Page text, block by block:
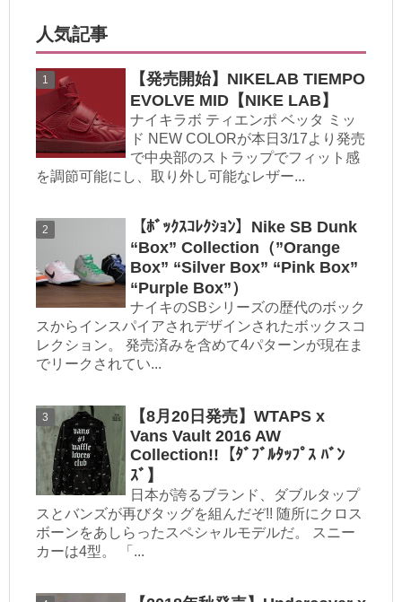
人気記事
【発売開始】NIKELAB TIEMPO
EVOLVE MID【NIKE LAB】
ナイキラボ ティエンポ ベッタ ミッ
ド NEW COLORが本日3/17より発売
で中央部のストラップでフィット感
を調節可能にし、取り外し可能なレザー...
【ﾎﾞｯｸｽｺﾚｸｼｮﾝ】Nike SB Dunk
“Box” Collection（”Orange
Box” “Silver Box” “Pink Box”
“Purple Box”）
ナイキのSBシリーズの歴代のボック
スからインスパイアされデザインされたボックスコ
レクション。 発売済みを含めて4パターンが現在ま
でリークされてい...
【8月20日発売】WTAPS x
Vans Vault 2016 AW
Collection!!【ﾀﾞﾌﾞﾙﾀｯﾌﾟｽ ﾊﾞﾝ
ｽﾞ】
日本が誇るブランド、ダブルタップ
スとバンズが再びタッグを組んだぞ!! 随所にクロス
ボーンをあしらったスペシャルモデルだ。 スニー
カーは4型。 「...